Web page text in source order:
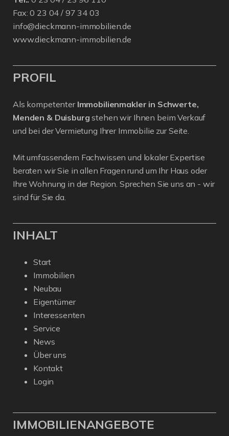
Fax: 0 23 04 / 97 34 03
info@dieckmann-immobilien.de
www.dieckmann-immobilien.de
PROFIL
Als kompetenter Immobilienmakler in Schwerte,
Menden & Duisburg stehen wir Ihnen beim Verkauf
und bei der Vermietung Ihrer Immobilie zur Seite.
Mit umfassendem Fachwissen und lokaler Expertise
beraten wir Sie in allen Fragen rund um Ihr Haus oder
Ihre Wohnung in der Region. Sprechen Sie uns an - wir
sind für Sie da.
INHALT
Start
Immobilien
Neubau
Eigentümer
Interessenten
Service
News
Über uns
Kontakt
Login
IMMOBILIENANGEBOTE